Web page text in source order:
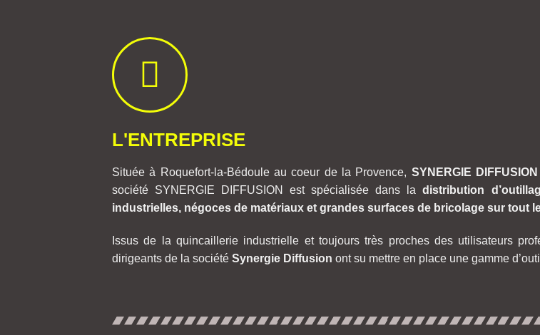
L'ENTREPRISE
Située à Roquefort-la-Bédoule au coeur de la Provence, SYNERGIE DIFFUSION
société SYNERGIE DIFFUSION est spécialisée dans ladistribution
industrielles, négoces de matériaux et grandes surfaces de bricolage sur tout
Issus de la quincaillerie industrielle et toujours très proches des utilisateurs
dirigeants de la société Synergie Diffusion ont su mettre en place une gamme